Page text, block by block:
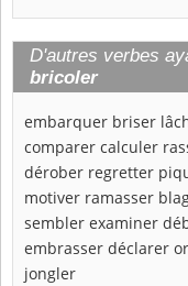
D'autres verbes
bricoler
embarquer briser
comparer calculer
dérober regretter
motiver ramasser
sembler examiner
embrasser déclarer
jongler